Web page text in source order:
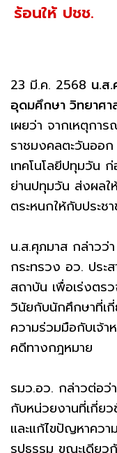
ร้อนให้ ปชช.
23 มี.ค. 2568 น.ส
อุดมศึกษา วิทยาศ
เผยว่า จากเหตุกา
ราชมงคลตะวันออก
เทคโนโลยีปทุมวัน ก่
ย่านปทุมวัน ส่งผลใ
ตระหนกให้กับประช
น.ส.ศุภมาส กล่าวว่
กระทรวง อว. ประ
สถาบัน เพื่อเร่งตร
วินัยกับนักศึกษาที่เ
ความร่วมมือกับเจ้า
คดีทางกฎหมาย
รมว.อว. กล่าวต่อว่
กับหน่วยงานที่เกี่ย
และแก้ไขปัญหาควา
รูปธรรม ขณะเดียว